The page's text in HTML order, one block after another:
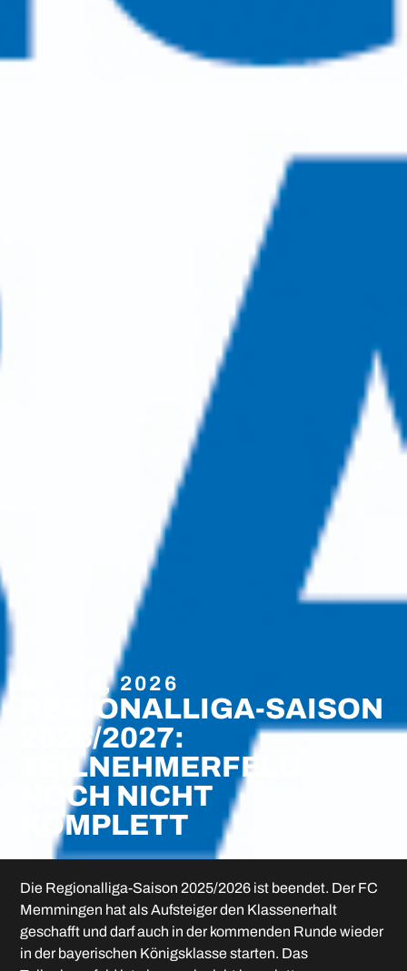
MAI 18, 2026
REGIONALLIGA-SAISON
2026/2027:
TEILNEHMERFELD
NOCH NICHT
KOMPLETT
Die Regionalliga-Saison 2025/2026 ist beendet. Der FC
Memmingen hat als Aufsteiger den Klassenerhalt
geschafft und darf auch in der kommenden Runde wieder
in der bayerischen Königsklasse starten. Das